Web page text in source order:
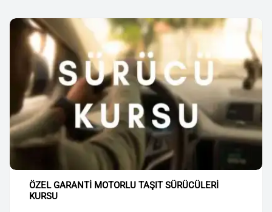
ÖZEL GARANTİ MOTORLU TAŞIT SÜRÜCÜLERİ
KURSU